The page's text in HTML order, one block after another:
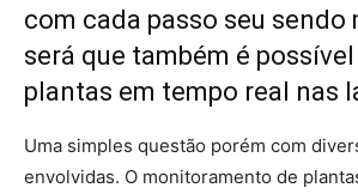
com cada passo seu sendo
será que também é
plantas em tempo real nas
Uma simples questão porém com
envolvidas. O monitoramento de